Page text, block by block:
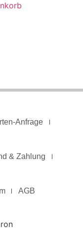
Anfrage
& Zahlung
AGB